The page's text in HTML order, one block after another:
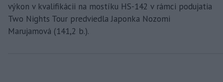
výkon v kvalifikácii na mostíku HS-142 v rámci podujatia
Two Nights Tour predviedla Japonka Nozomi
Marujamová (141,2 b.).